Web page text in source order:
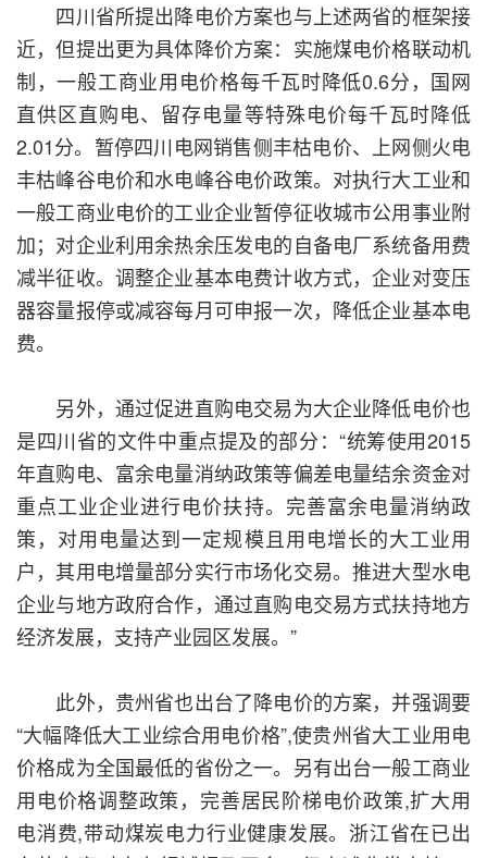
四川省所提出降电价方案也与上述两省的框架接
近，但提出更为具体降价方案：实施煤电价格联动机
制，一般工商业用电价格每千瓦时降低0.6分，国网
直供区直购电、留存电量等特殊电价每千瓦时降低
2.01分。暂停四川电网销售侧丰枯电价、上网侧火电
丰枯峰谷电价和水电峰谷电价政策。对执行大工业和
一般工商业电价的工业企业暂停征收城市公用事业附
加；对企业利用余热余压发电的自备电厂系统备用费
减半征收。调整企业基本电费计收方式，企业对变压
器容量报停或减容每月可申报一次，降低企业基本电
费。
另外，通过促进直购电交易为大企业降低电价也
是四川省的文件中重点提及的部分：“统筹使用2015
年直购电、富余电量消纳政策等偏差电量结余资金对
重点工业企业进行电价扶持。完善富余电量消纳政
策，对用电量达到一定规模且用电增长的大工业用
户，其用电增量部分实行市场化交易。推进大型水电
企业与地方政府合作，通过直购电交易方式扶持地方
经济发展，支持产业园区发展。”
此外，贵州省也出台了降电价的方案，并强调要
“大幅降低大工业综合用电价格”,使贵州省大工业用电
价格成为全国最低的省份之一。另有出台一般工商业
用电价格调整政策，完善居民阶梯电价政策,扩大用
电消费,带动煤炭电力行业健康发展。浙江省在已出